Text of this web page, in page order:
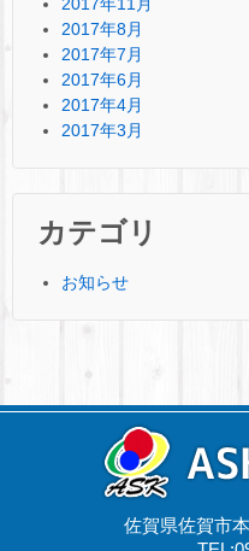
2017年11月
2017年8月
2017年7月
2017年6月
2017年4月
2017年3月
カテゴリ
お知らせ
佐賀県佐賀市